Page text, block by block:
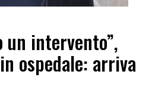
un intervento”,
ospedale: arriva